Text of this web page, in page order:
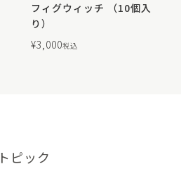
フィグウィッチ （10個入
り）
¥3,000税込
トピック